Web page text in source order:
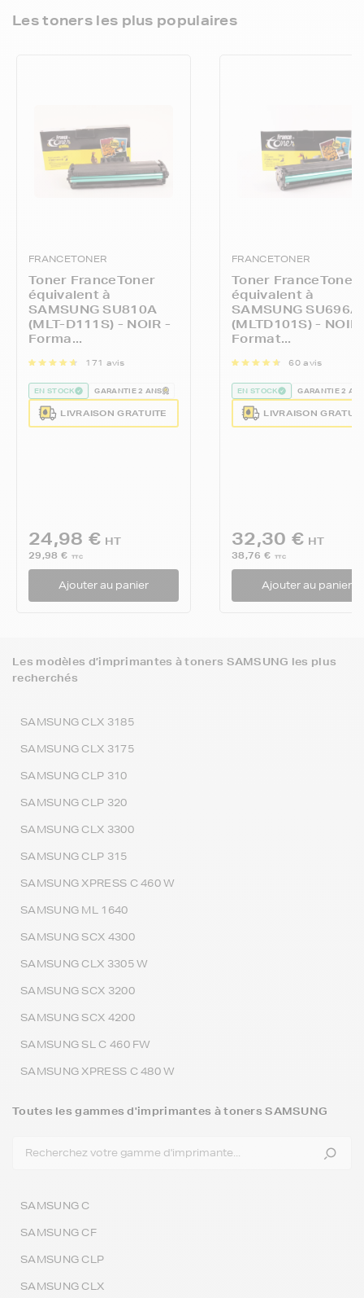
Les toners les plus populaires
FRANCETONER
Toner FranceToner
équivalent à
SAMSUNG SU810A
(MLT-D111S) - NOIR -
Forma...
171 avis
EN STOCK GARANTIE 2 ANS
LIVRAISON GRATUITE
24,98 € HT
29,98 € TTC
Ajouter au panier
FRANCETONER
Toner FranceToner
équivalent à
SAMSUNG SU696A
(MLTD101S) - NOIR
Format...
60 avis
EN STOCK GARANTIE 2
LIVRAISON
32,30 € HT
38,76 € TTC
Ajouter au panier
Les modèles d’imprimantes à toners SAMSUNG les plus
recherchés
SAMSUNG CLX 3185
SAMSUNG CLX 3175
SAMSUNG CLP 310
SAMSUNG CLP 320
SAMSUNG CLX 3300
SAMSUNG CLP 315
SAMSUNG XPRESS C 460 W
SAMSUNG ML 1640
SAMSUNG SCX 4300
SAMSUNG CLX 3305 W
SAMSUNG SCX 3200
SAMSUNG SCX 4200
SAMSUNG SL C 460 FW
SAMSUNG XPRESS C 480 W
Toutes les gammes d'imprimantes à toners SAMSUNG
SAMSUNG C
SAMSUNG CF
SAMSUNG CLP
SAMSUNG CLX